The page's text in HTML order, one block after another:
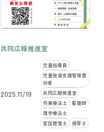
共同広報推進室
2025.11/19
児童指導員
児童発達支援管理責
任者
共同広報推進室
作業療法士
看護師
理学療法士
言語聴覚士
保育士